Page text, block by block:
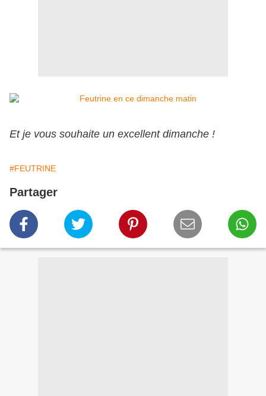
Et je vous souhaite un excellent dimanche !
#FEUTRINE
Partager